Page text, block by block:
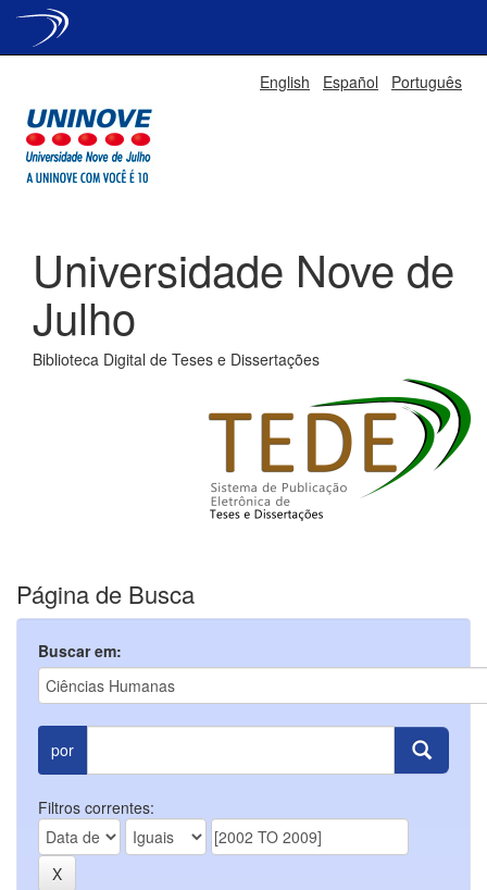
English Español Português
Universidade Nove de
Julho
Biblioteca Digital de Teses e Dissertações
Página de Busca
Buscar em:
por
Filtros correntes: